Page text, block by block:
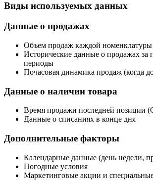
Виды используемых данных
Данные о продажах
Объем продаж каждой
Исторические данные о продажах за
периоды
Почасовая динамика продаж (когда
Данные о наличии товара
Время продажи последней позиции
Данные о списаниях в конце дня
Дополнительные факторы
Календарные данные (день недели,
Погодные условия
Маркетинговые акции и